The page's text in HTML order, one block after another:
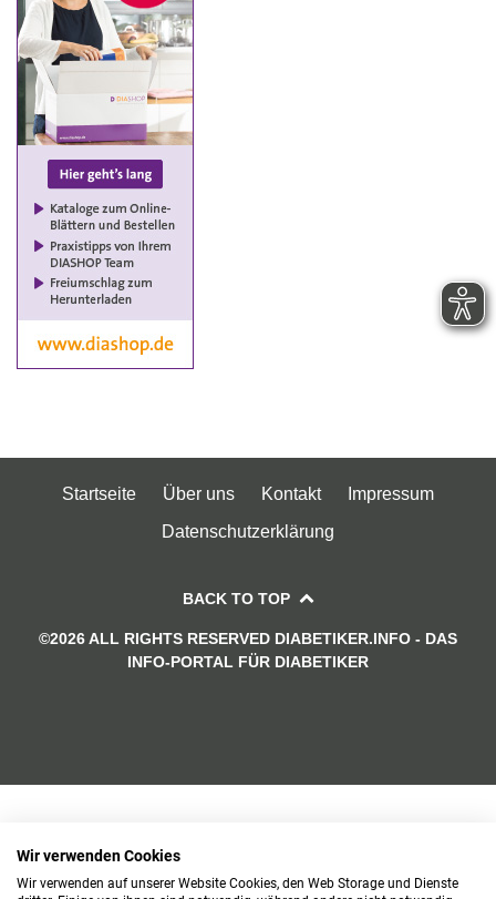
Startseite Über uns Kontakt
Impressum
Datenschutzerklärung
BACK TO TOP
©2026 ALL RIGHTS RESERVED DIABETIKER.INFO - DAS
INFO-PORTAL FÜR DIABETIKER
Wir verwenden Cookies
Wir verwenden auf unserer Website Cookies, den Web Storage und Dienste